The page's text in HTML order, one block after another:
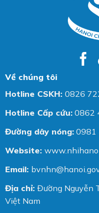
Về chúng tôi
Hotline CSKH: 0826
Hotline Cấp cứu: 0862
Đường dây nóng: 0981
Website:
Email:
Địa chỉ: Đường Nguyễn
Việt Nam